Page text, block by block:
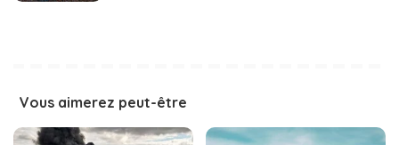
Vous aimerez peut-être